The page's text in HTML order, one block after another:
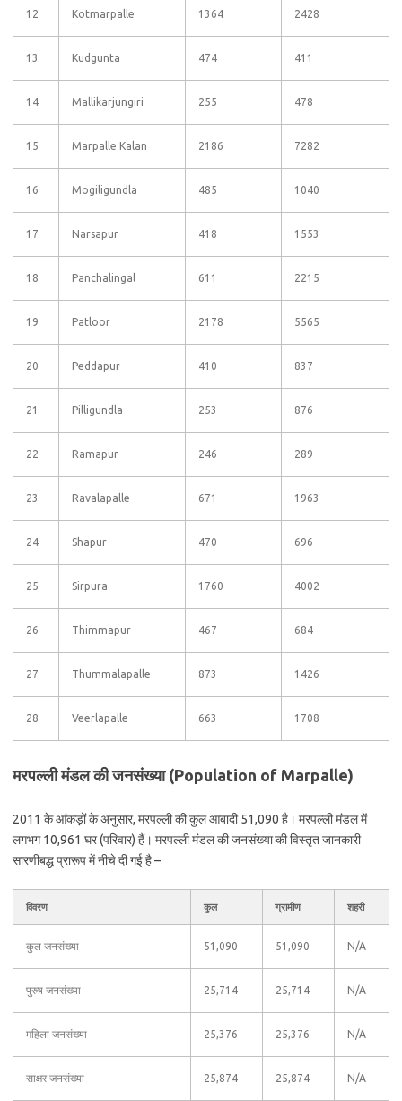
12 Kotmarpalle 1364 2428
13 Kudgunta 474 411
14 Mallikarjungiri 255 478
15 Marpalle Kalan 2186 7282
16 Mogiligundla 485 1040
17 Narsapur 418 1553
18 Panchalingal 611 2215
19 Patloor 2178 5565
20 Peddapur 410 837
21 Pilligundla 253 876
22 Ramapur 246 289
23 Ravalapalle 671 1963
24 Shapur 470 696
25 Sirpura 1760 4002
26 Thimmapur 467 684
27 Thummalapalle 873 1426
28 Veerlapalle 663 1708
मरपल्ली मंडल की जनसंख्या (Population of Marpalle)
2011 के आंकड़ों के अनुसार, मरपल्ली की कुल आबादी 51,090 है। मरपल्ली मंडल में
लगभग 10,961 घर (परिवार) हैं। मरपल्ली मंडल की जनसंख्या की विस्तृत जानकारी
सारणीबद्ध प्रारूप में नीचे दी गई है –
विवरण कुल ग्रामीण शहरी
कुल जनसंख्या 51,090 51,090 N/A
पुरुष जनसंख्या 25,714 25,714 N/A
महिला जनसंख्या 25,376 25,376 N/A
साक्षर जनसंख्या 25,874 25,874 N/A